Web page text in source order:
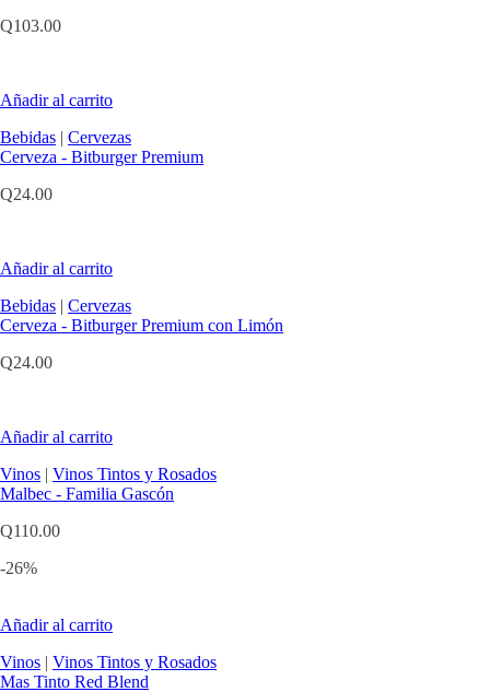
Q103.00
Añadir al carrito
Bebidas | Cervezas
Cerveza - Bitburger Premium
Q24.00
Añadir al carrito
Bebidas | Cervezas
Cerveza - Bitburger Premium con Limón
Q24.00
Añadir al carrito
Vinos | Vinos Tintos y Rosados
Malbec - Familia Gascón
Q110.00
-26%
Añadir al carrito
Vinos | Vinos Tintos y Rosados
Mas Tinto Red Blend